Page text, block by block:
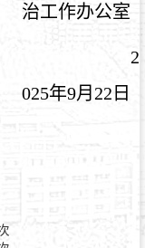
治工作办公室
2
025年9月22日